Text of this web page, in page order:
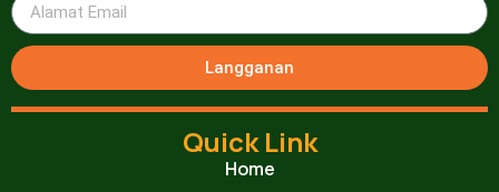
Langganan
Quick Link
Home